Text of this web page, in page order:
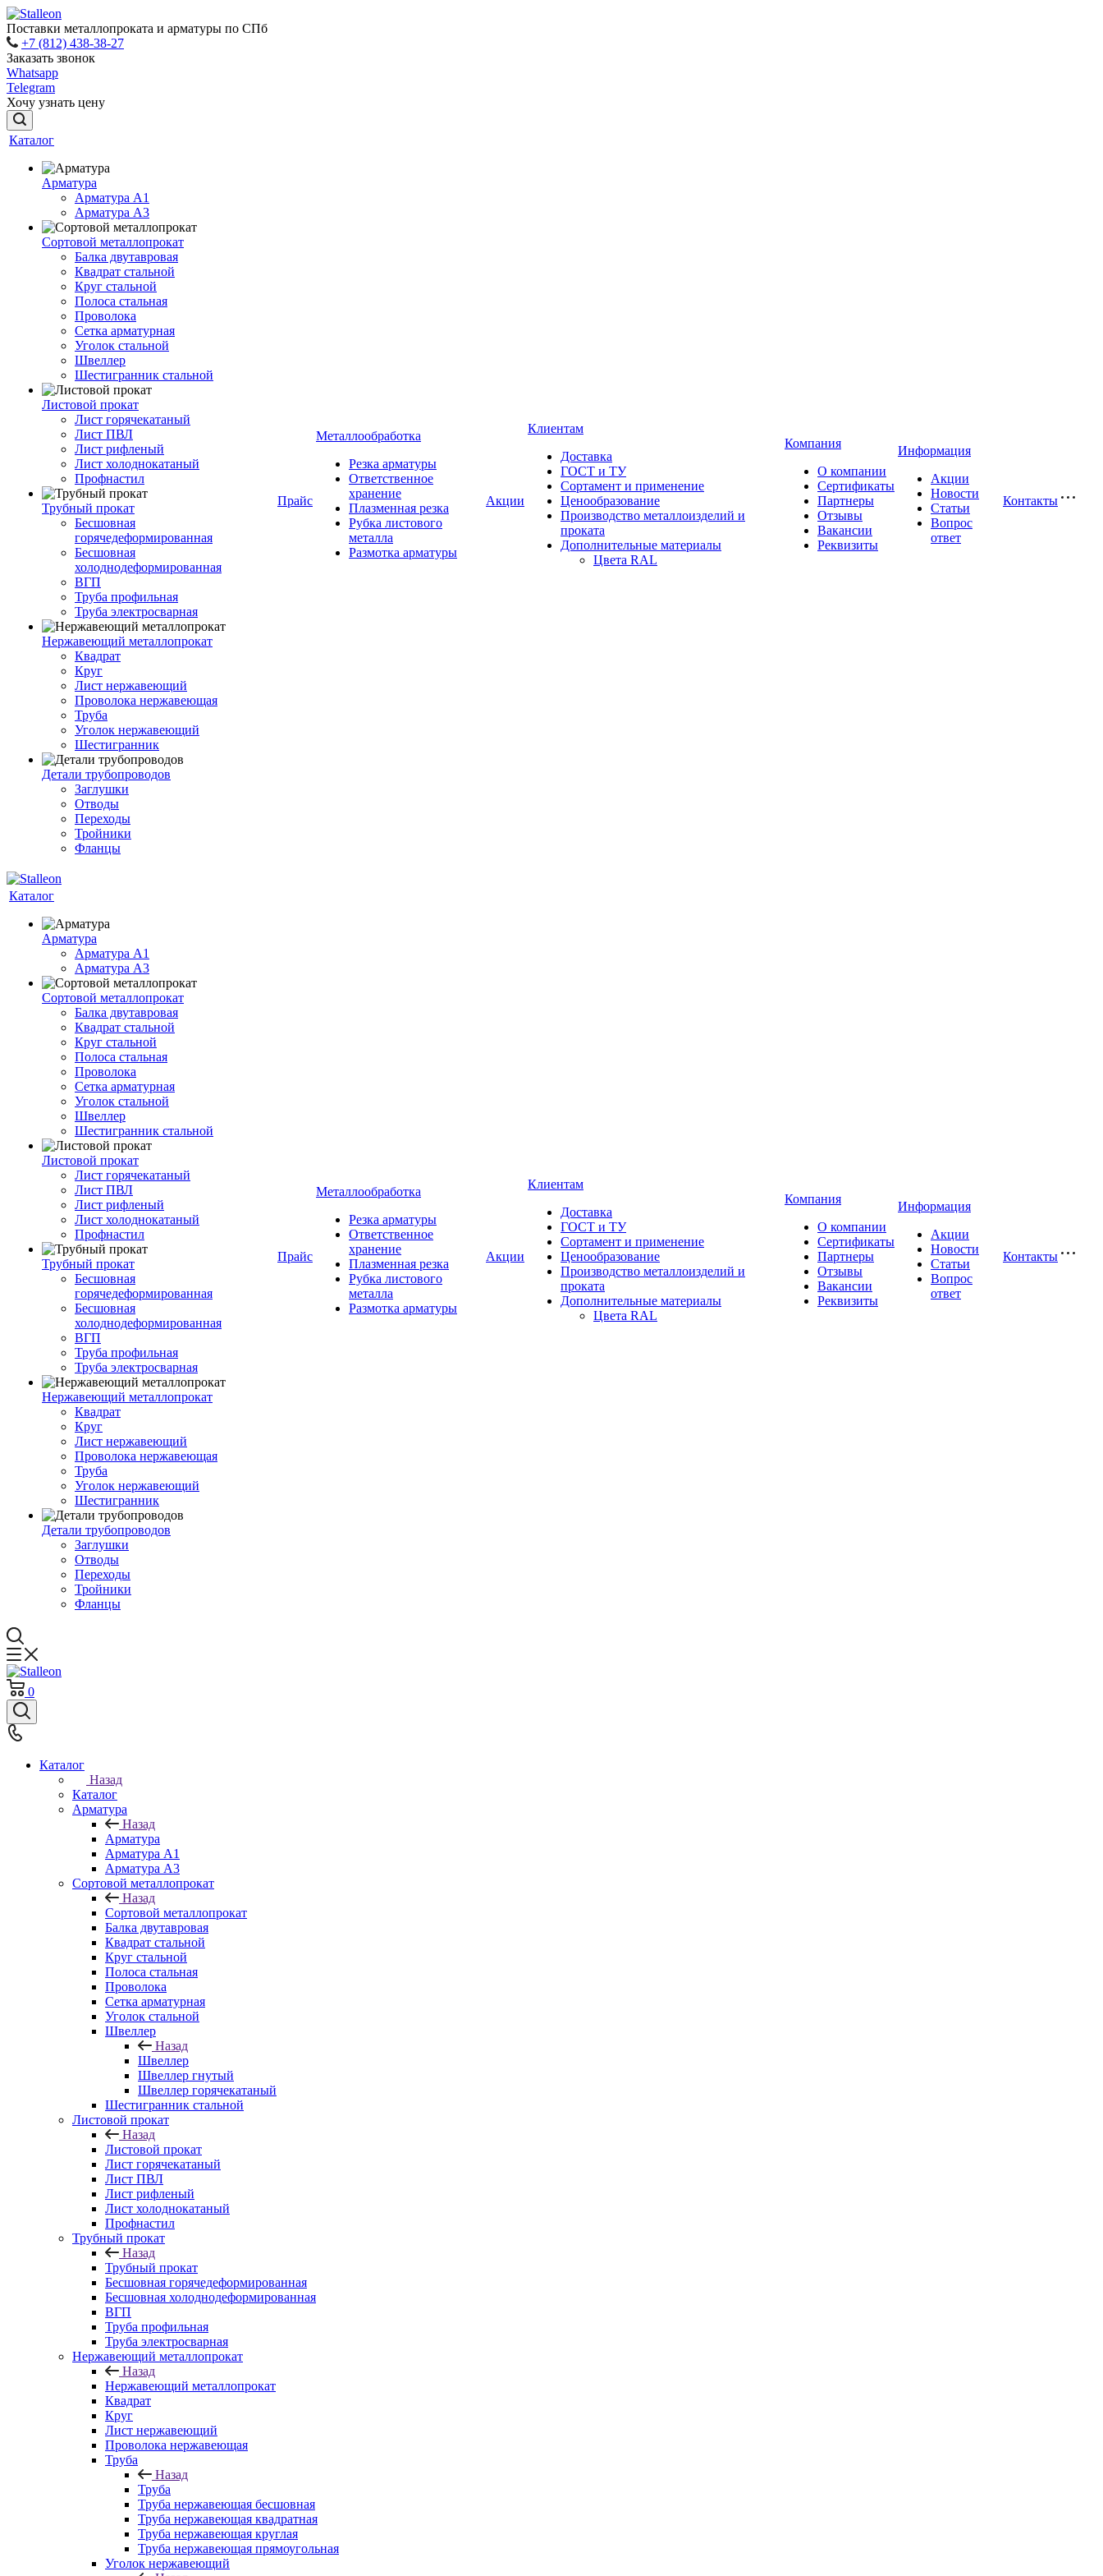
Поставки металлопроката и арматуры по СПб
+7 (812) 438-38-27
Заказать звонок
Whatsapp
Telegram
Хочу узнать цену
Каталог
Арматура
Арматура A1
Арматура А3
Сортовой металлопрокат
Балка двутавровая
Квадрат стальной
Круг стальной
Полоса стальная
Проволока
Сетка арматурная
Уголок стальной
Швеллер
Шестигранник стальной
Листовой прокат
Лист горячекатаный
Лист ПВЛ
Лист рифленый
Лист холоднокатаный
Профнастил
Трубный прокат
Бесшовная
горячедеформированная
Бесшовная
холоднодеформированная
ВГП
Труба профильная
Труба электросварная
Нержавеющий металлопрокат
Квадрат
Круг
Лист нержавеющий
Проволока нержавеющая
Труба
Уголок нержавеющий
Шестигранник
Детали трубопроводов
Заглушки
Отводы
Переходы
Тройники
Фланцы
Прайс
Металлообработка
Резка арматуры
Ответственное
хранение
Плазменная резка
Рубка листового
металла
Размотка арматуры
Акции
Клиентам
Доставка
ГОСТ и ТУ
Сортамент и применение
Ценообразование
Производство металлоизделий и
проката
Дополнительные материалы
Цвета RAL
Компания
О компании
Сертификаты
Партнеры
Отзывы
Вакансии
Реквизиты
Информация
Акции
Новости
Статьи
Вопрос
ответ
Контакты
Каталог
Арматура
Арматура A1
Арматура А3
Сортовой металлопрокат
Балка двутавровая
Квадрат стальной
Круг стальной
Полоса стальная
Проволока
Сетка арматурная
Уголок стальной
Швеллер
Шестигранник стальной
Листовой прокат
Лист горячекатаный
Лист ПВЛ
Лист рифленый
Лист холоднокатаный
Профнастил
Трубный прокат
Бесшовная
горячедеформированная
Бесшовная
холоднодеформированная
ВГП
Труба профильная
Труба электросварная
Нержавеющий металлопрокат
Квадрат
Круг
Лист нержавеющий
Проволока нержавеющая
Труба
Уголок нержавеющий
Шестигранник
Детали трубопроводов
Заглушки
Отводы
Переходы
Тройники
Фланцы
Прайс
Металлообработка
Резка арматуры
Ответственное
хранение
Плазменная резка
Рубка листового
металла
Размотка арматуры
Акции
Клиентам
Доставка
ГОСТ и ТУ
Сортамент и применение
Ценообразование
Производство металлоизделий и
проката
Дополнительные материалы
Цвета RAL
Компания
О компании
Сертификаты
Партнеры
Отзывы
Вакансии
Реквизиты
Информация
Акции
Новости
Статьи
Вопрос
ответ
Контакты
0
Каталог
Назад
Каталог
Арматура
Назад
Арматура
Арматура A1
Арматура А3
Сортовой металлопрокат
Назад
Сортовой металлопрокат
Балка двутавровая
Квадрат стальной
Круг стальной
Полоса стальная
Проволока
Сетка арматурная
Уголок стальной
Швеллер
Назад
Швеллер
Швеллер гнутый
Швеллер горячекатаный
Шестигранник стальной
Листовой прокат
Назад
Листовой прокат
Лист горячекатаный
Лист ПВЛ
Лист рифленый
Лист холоднокатаный
Профнастил
Трубный прокат
Назад
Трубный прокат
Бесшовная горячедеформированная
Бесшовная холоднодеформированная
ВГП
Труба профильная
Труба электросварная
Нержавеющий металлопрокат
Назад
Нержавеющий металлопрокат
Квадрат
Круг
Лист нержавеющий
Проволока нержавеющая
Труба
Назад
Труба
Труба нержавеющая бесшовная
Труба нержавеющая квадратная
Труба нержавеющая круглая
Труба нержавеющая прямоугольная
Уголок нержавеющий